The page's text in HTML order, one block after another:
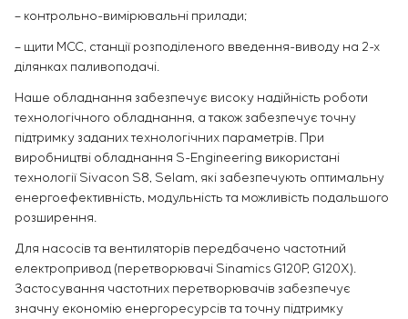
– контрольно-вимірювальні прилади;
– щити МСС, станції розподіленого введення-виводу на 2-х
ділянках паливоподачі.
Наше обладнання забезпечує високу надійність роботи
технологічного обладнання, а також забезпечує точну
підтримку заданих технологічних параметрів. При
виробництві обладнання S-Engineering використані
технології Sivacon S8, Selam, які забезпечують оптимальну
енергоефективність, модульність та можливість подальшого
розширення.
Для насосів та вентиляторів передбачено частотний
електропривод (перетворювачі Sinamics G120P, G120X).
Застосування частотних перетворювачів забезпечує
значну економію енергоресурсів та точну підтримку